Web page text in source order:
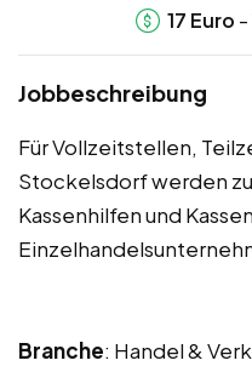
17 Euro -
Jobbeschreibung
Für Vollzeitstellen,
Stockelsdorf werden
Kassenhilfen und
Branche: Handel &